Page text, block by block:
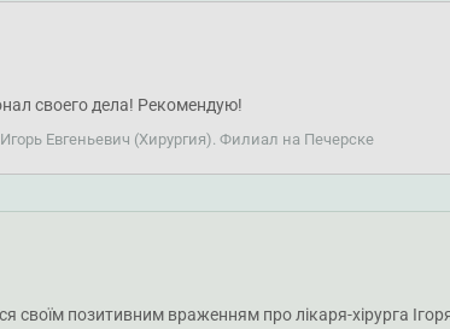
своего дела! Рекомендую!
Евгеньевич (Хирургия). Филиал на Печерске
своїм позитивним враженням про лікаря-хірурга